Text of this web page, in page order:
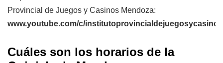
Provincial de Juegos y Casinos Mendoza:
www.youtube.com/c/
Cuáles son los horarios de la